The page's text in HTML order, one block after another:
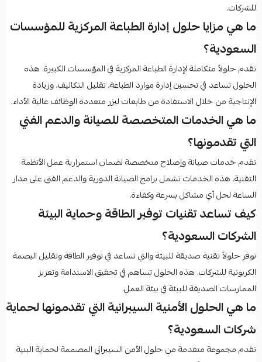
للشركات.
ما هي مزايا حلول إدارة الطباعة المركزية للمؤسسات
السعودية؟
نقدم حلولاً متكاملة لإدارة الطباعة المركزية في المؤسسات الكبيرة. هذه
الحلول تساعد في تحسين إدارة موارد الطباعة، تقليل التكاليف، وزيادة
الإنتاجية من خلال الاستفادة من طابعات ليزر متعددة الوظائف عالية الأداء.
ما هي الخدمات المتخصصة للصيانة والدعم الفني
التي تقدمونها؟
نقدم خدمات صيانة وإصلاح متخصصة لضمان استمرارية عمل الأنظمة
التقنية. هذه الخدمات تشمل برامج الصيانة الدورية والدعم الفني على مدار
الساعة لحل أي مشاكل بسرعة وكفاءة.
كيف تساعد تقنيات توفير الطاقة وحماية البيئة
الشركات السعودية؟
نوفر حلولاً تقنية صديقة للبيئة والتي تساعد في توفير الطاقة وتقليل البصمة
الكربونية للشركات. هذه الحلول تساهم في تحقيق الاستدامة وتعزيز
الممارسات الصديقة للبيئة في بيئة العمل.
ما هي الحلول الأمنية السيبرانية التي تقدمونها لحماية
شركات السعودية؟
نقدم مجموعة متقدمة من حلول الأمن السيبراني المصممة لحماية البنية